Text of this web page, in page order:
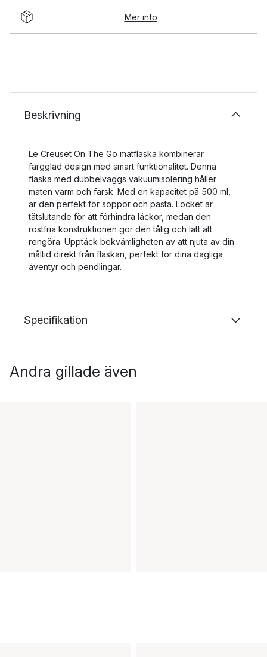
Mer info
Beskrivning
Le Creuset On The Go matflaska kombinerar
färgglad design med smart funktionalitet. Denna
flaska med dubbelväggs vakuumisolering håller
maten varm och färsk. Med en kapacitet på 500 ml,
är den perfekt för soppor och pasta. Locket är
tätslutande för att förhindra läckor, medan den
rostfria konstruktionen gör den tålig och lätt att
rengöra. Upptäck bekvämligheten av att njuta av din
måltid direkt från flaskan, perfekt för dina dagliga
äventyr och pendlingar.
Specifikation
Andra gillade även